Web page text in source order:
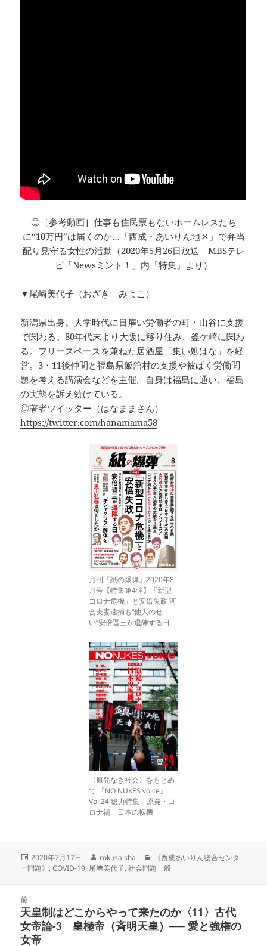
◎［参考動画］仕事も住民票もないホームレスたち
に“10万円”は届くのか…「西成・あいりん地区」で弁当
配り見守る女性の活動（2020年5月26日放送 MBSテレ
ビ「Newsミント！」内『特集』より）
▼尾崎美代子（おざき みよこ）
新潟県出身。大学時代に日雇い労働者の町・山谷に支援
で関わる。80年代末より大阪に移り住み、釜ケ崎に関わ
る。フリースペースを兼ねた居酒屋「集い処はな」を経
営。3・11後仲間と福島県飯舘村の支援や被ばく労働問
題を考える講演会などを主催。自身は福島に通い、福島
の実態を訴え続けている。
◎著者ツイッター（はなままさん）
https://twitter.com/hanamama58
月刊『紙の爆弾』2020年8
月号【特集第4弾】「新型
コロナ危機」と安倍失政 河
合夫妻逮捕も“他人のせ
い”安倍晋三が退陣する日
〈原発なき社会〉をもとめ
て 『NO NUKES voice』
Vol.24 総力特集 原発・コ
ロナ禍 日本の転機
投
稿
2020年7月17日
作
成
rokusaisha
カ
テ
《西成あいりん総合センタ
ー問題》 ,COVID-19, 尾﨑美代子,社会問題一般
前
前
の
投
天皇制はどこからやって来たのか〈11〉古代
女帝論-3 皇極帝（斉明天皇）── 愛と強権の
女帝